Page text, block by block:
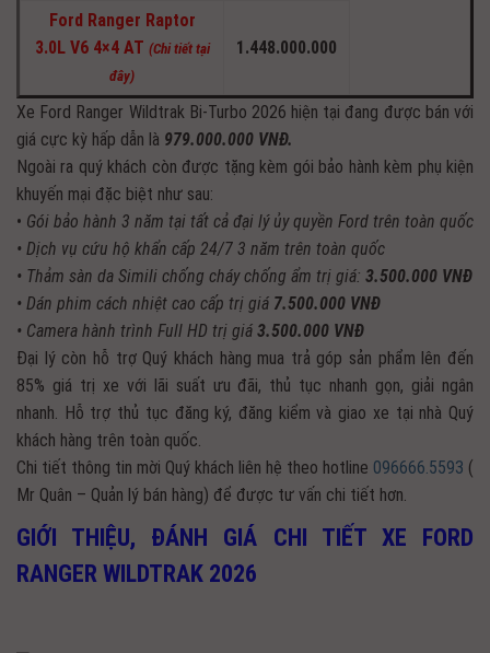
Ford Ranger Raptor
3.0L V6 4×4 AT (Chi tiết tại
đây)
1.448.000.000
Xe Ford Ranger Wildtrak Bi-Turbo 2026 hiện tại đang được bán với
giá cực kỳ hấp dẫn là 979.000.000 VNĐ.
Ngoài ra quý khách còn được tặng kèm gói bảo hành kèm phụ kiện
khuyến mại đặc biệt như sau:
• Gói bảo hành 3 năm tại tất cả đại lý ủy quyền Ford trên toàn quốc
• Dịch vụ cứu hộ khẩn cấp 24/7 3 năm trên toàn quốc
• Thảm sàn da Simili chống cháy chống ẩm trị giá: 3.500.000 VNĐ
• Dán phim cách nhiệt cao cấp trị giá 7.500.000 VNĐ
• Camera hành trình Full HD trị giá 3.500.000 VNĐ
Đại lý còn hỗ trợ Quý khách hàng mua trả góp sản phẩm lên đến
85% giá trị xe với lãi suất ưu đãi, thủ tục nhanh gọn, giải ngân
nhanh. Hỗ trợ thủ tục đăng ký, đăng kiểm và giao xe tại nhà Quý
khách hàng trên toàn quốc.
Chi tiết thông tin mời Quý khách liên hệ theo hotline 096666.5593 (
Mr Quân – Quản lý bán hàng) để được tư vấn chi tiết hơn.
GIỚI THIỆU, ĐÁNH GIÁ CHI TIẾT XE FORD
RANGER WILDTRAK 2026